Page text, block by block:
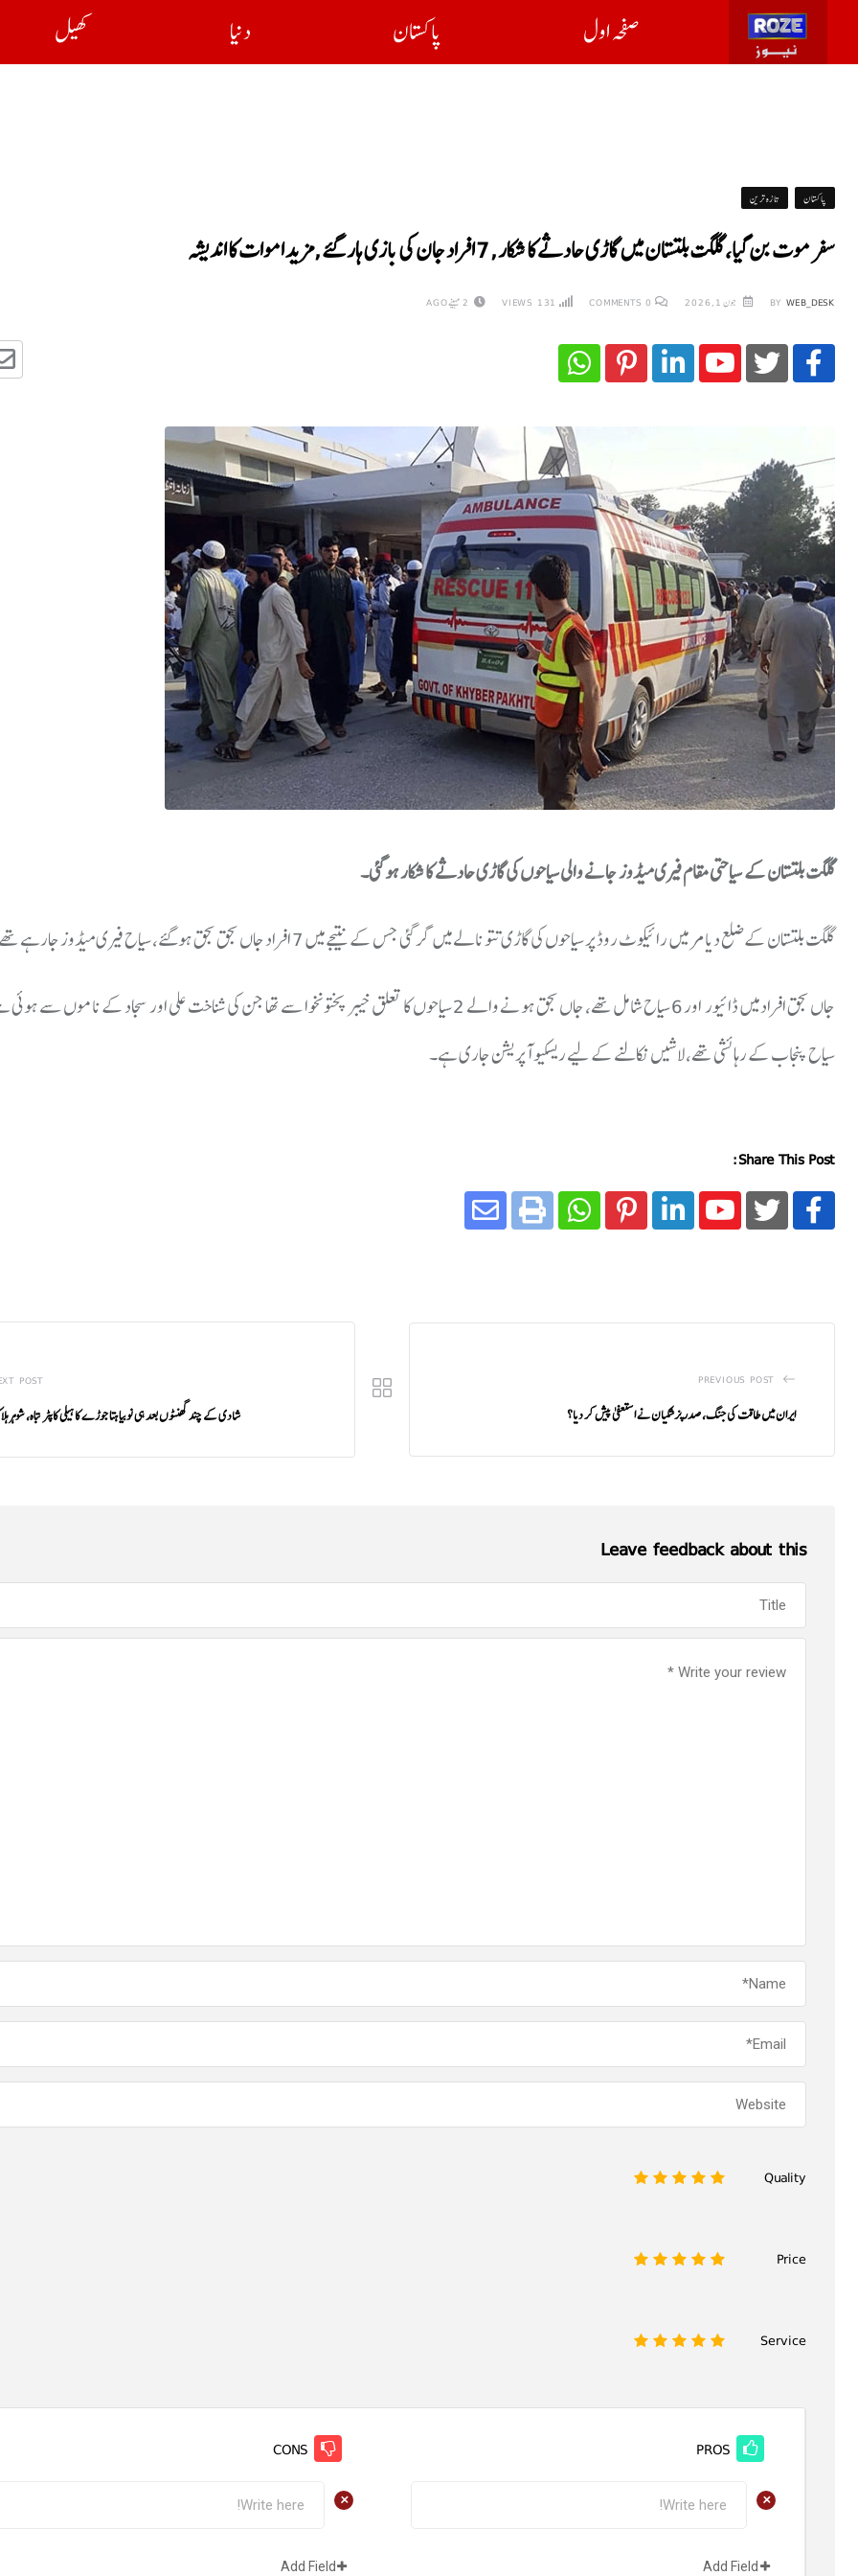
صفحہ اول پاکستان دنیا کھیل
پاکستان تازہ ترین
سفر موت بن گیا، گلگت بلتستان میں گاڑی حادثے کا شکار,7 افراد جان کی بازی ہار گئے,مزید اموات کا اندیشہ
BY WEB_DESK جون 1, 2026 0
COMMENTS
131 2 مہینے AGO
گلگت بلتستان کے سیاحتی مقام فیری میڈوز جانے والی سیاحوں کی گاڑی حادثے کا شکار ہوگئی۔
گلگت بلتستان کےضلع دیامر میں رائیکوٹ روڈ پر سیاحوں کی گاڑی تتو نالے میں گرگئی جس کے نتیجے میں 7 افراد جاں بحق بحق ہوگئے، سیاح فیری میڈوز جارہے تھے۔
سیاح پنجاب کے رہائشی تھے،لاشیں نکالنے کے لیے ریسکیو آپریشن جاری ہے۔
Share This Post:
PREVIOUS POST
ایران میں طاقت کی جنگ، صدر پزشکیان نے استعفیٰ پیش کر دیا؟
POST
شادی کے چند گھنٹوں بعد ہی نوبیاہتا جوڑے کا ہیلی کاپٹر تباہ، شوہر
Leave feedback about this
Quality
5
4
3
2
Price
5
4
3
2
Service
5
4
3
2
PROS
+
Add Field
CONS
+
Add Field